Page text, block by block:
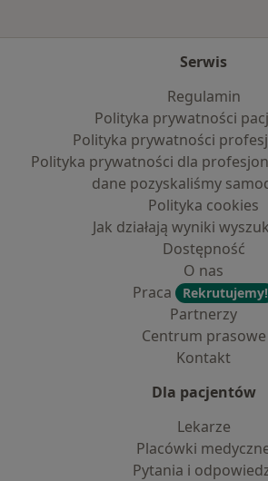
Serwis
Regulamin
Polityka prywatności
Polityka prywatności
Polityka prywatności dla
dane pozyskaliśmy
Polityka cookies
Jak działają wyniki
Dostępność
O nas
Praca
Rekrutujemy!
Partnerzy
Centrum prasowe
Kontakt
Dla pacjentów
Lekarze
Placówki
Pytania i